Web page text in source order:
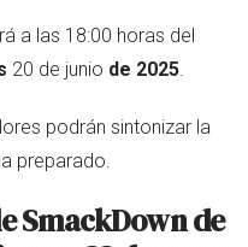
a las 18:00 horas del
20 de junio de 2025.
podrán sintonizar la
preparado.
SmackDown de